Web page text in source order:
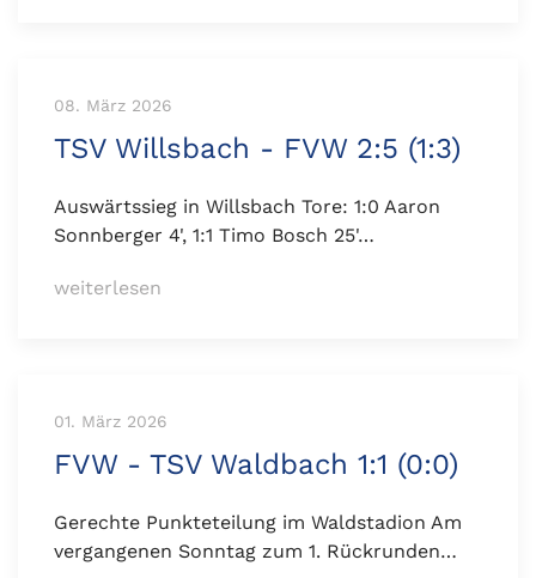
08. März 2026
TSV Willsbach - FVW 2:5 (1:3)
Auswärtssieg in Willsbach Tore: 1:0 Aaron
Sonnberger 4', 1:1 Timo Bosch 25'…
weiterlesen
01. März 2026
FVW - TSV Waldbach 1:1 (0:0)
Gerechte Punkteteilung im Waldstadion Am
vergangenen Sonntag zum 1. Rückrunden…